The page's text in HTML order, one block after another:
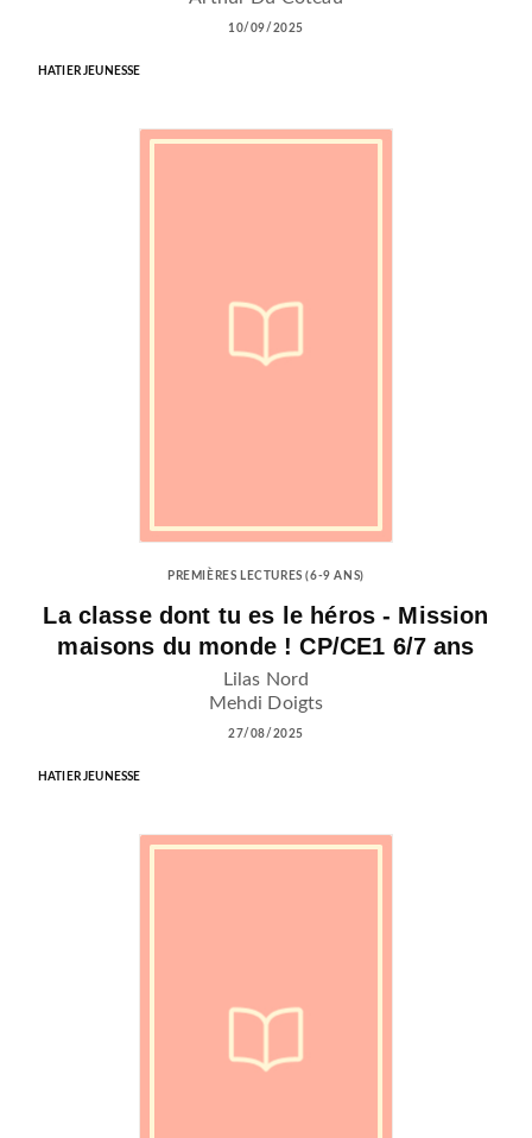
10/09/2025
HATIER JEUNESSE
PREMIÈRES LECTURES (6-9 ANS)
La classe dont tu es le héros - Mission
maisons du monde ! CP/CE1 6/7 ans
Lilas Nord
Mehdi Doigts
27/08/2025
HATIER JEUNESSE